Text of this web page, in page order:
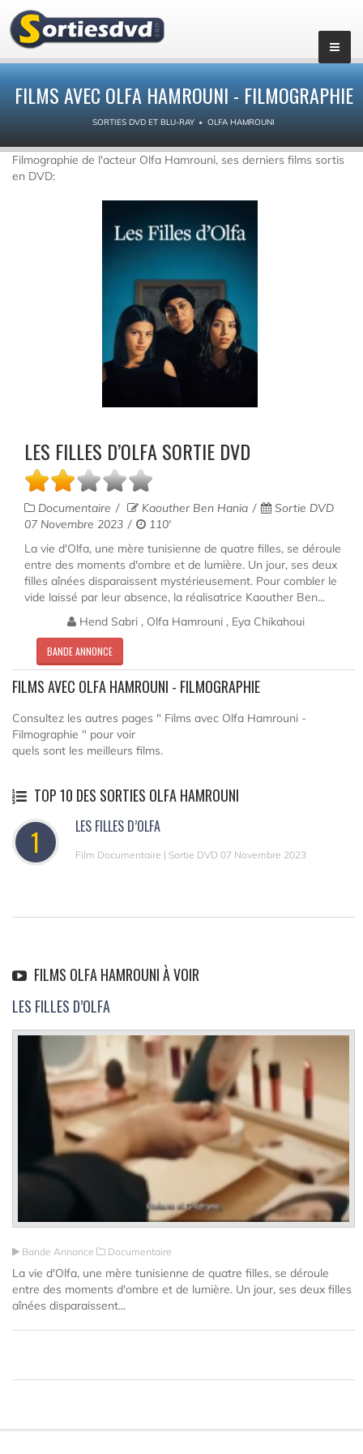
FILMS AVEC OLFA HAMROUNI - FILMOGRAPHIE
SORTIES DVD ET BLU-RAY OLFA HAMROUNI
Filmographie de l'acteur Olfa Hamrouni, ses derniers films sortis
en DVD:
LES FILLES D’OLFA SORTIE DVD
Documentaire Kaouther Ben Hania
Sortie DVD
07 Novembre 2023
110'
La vie d'Olfa, une mère tunisienne de quatre filles, se déroule
entre des moments d'ombre et de lumière. Un jour, ses deux
filles aînées disparaissent mystérieusement. Pour combler le
vide laissé par leur absence, la réalisatrice Kaouther Ben...
Hend Sabri , Olfa Hamrouni , Eya Chikahoui
BANDE ANNONCE
FILMS AVEC OLFA HAMROUNI - FILMOGRAPHIE
Consultez les autres pages " Films avec Olfa Hamrouni -
Filmographie " pour voir
quels sont les meilleurs films.
TOP 10 DES SORTIES OLFA HAMROUNI
1 LES FILLES D’OLFA
Film Documentaire | Sortie DVD 07 Novembre 2023
FILMS OLFA HAMROUNI À VOIR
LES FILLES D’OLFA
Bande Annonce Documentaire
La vie d'Olfa, une mère tunisienne de quatre filles, se déroule
entre des moments d'ombre et de lumière. Un jour, ses deux filles
aînées disparaissent...